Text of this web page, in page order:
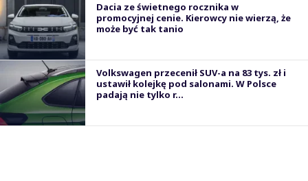
Dacia ze świetnego rocznika w
promocyjnej cenie. Kierowcy nie wierzą, że
może być tak tanio
Volkswagen przecenił SUV-a na 83 tys. zł i
ustawił kolejkę pod salonami. W Polsce
padają nie tylko r...